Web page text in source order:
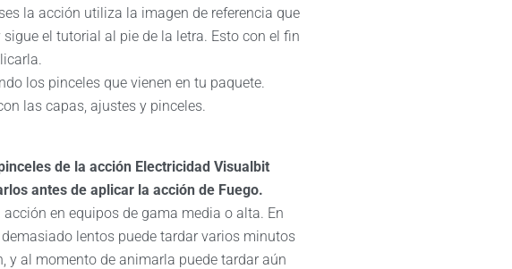
la acción utiliza la imagen de referencia que
el tutorial al pie de la letra. Esto con el fin
los pinceles que vienen en tu paquete.
las capas, ajustes y pinceles.
de la acción Electricidad Visualbit
antes de aplicar la acción de Fuego.
en equipos de gama media o alta. En
lentos puede tardar varios minutos
y al momento de animarla puede tardar aún